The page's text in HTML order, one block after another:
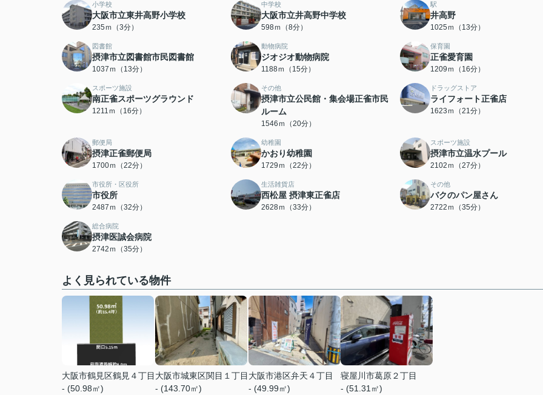
小学校
大阪市立東井高野小学校
235ｍ（3分）
中学校
大阪市立井高野中学校
598ｍ（8分）
駅
井高野
1025ｍ（13分）
図書館
摂津市立図書館市民図書館
1037ｍ（13分）
動物病院
ジオジオ動物病院
1188ｍ（15分）
保育園
正雀愛育園
1209ｍ（16分）
スポーツ施設
南正雀スポーツグラウンド
1211ｍ（16分）
その他
摂津市立公民館・集会場正雀市民
ルーム
1546ｍ（20分）
ドラッグストア
ライフォート正雀店
1623ｍ（21分）
郵便局
摂津正雀郵便局
1700ｍ（22分）
幼稚園
かおり幼稚園
1729ｍ（22分）
スポーツ施設
摂津市立温水プール
2102ｍ（27分）
市役所・区役所
市役所
2487ｍ（32分）
生活雑貨店
西松屋 摂津東正雀店
2628ｍ（33分）
その他
バクのパン屋さん
2722ｍ（35分）
総合病院
摂津医誠会病院
2742ｍ（35分）
よく見られている物件
大阪市鶴見区鶴見４丁目
- (50.98㎡)
大阪市城東区関目１丁目
- (143.70㎡)
大阪市港区弁天４丁目
- (49.99㎡)
寝屋川市葛原２丁目
- (51.31㎡)